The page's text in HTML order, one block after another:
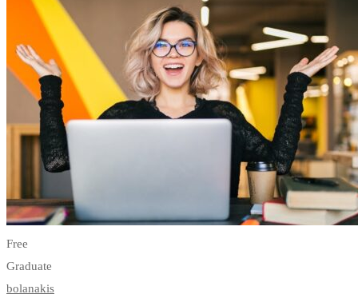
Free
Graduate
bolanakis